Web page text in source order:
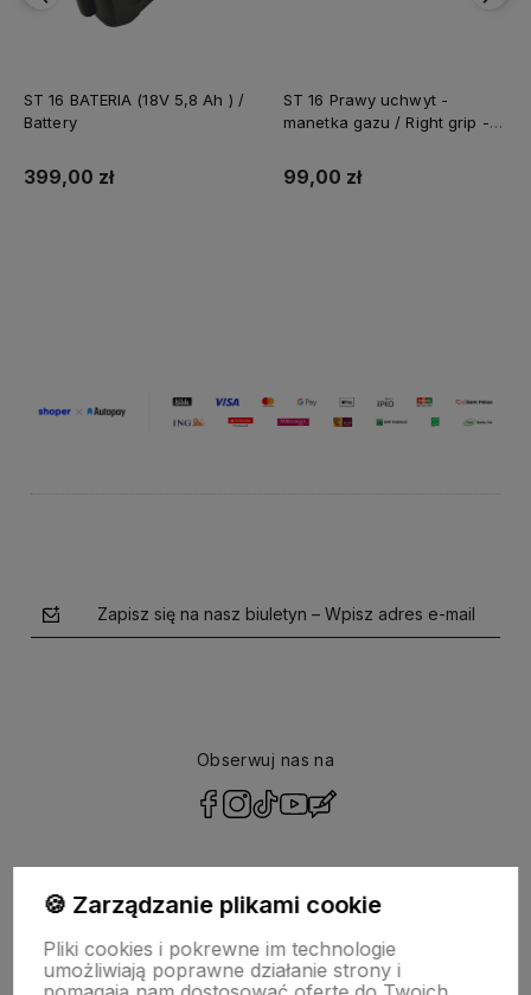
ST 16 BATERIA (18V 5,8 Ah ) /
Battery
399,00 zł
ST 16 Prawy uchwyt -
manetka gazu / Right grip -
99,00 zł
Zapisz się na nasz biuletyn – Wpisz adres e-mail
Obserwuj nas na
POMOC
🍪 Zarządzanie plikami cookie
Pliki cookies i pokrewne im technologie
umożliwiają poprawne działanie strony i